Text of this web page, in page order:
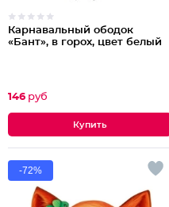
Карнавальный ободок
«Бант», в горох, цвет белый
146 руб
-72%